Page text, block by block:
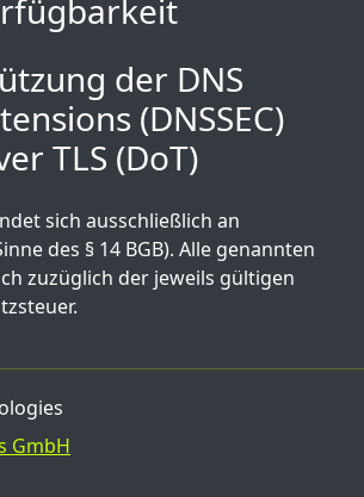
der DNS
(DNSSEC)
TLS (DoT)
sich ausschließlich an
des § 14 BGB). Alle genannten
zuzüglich der jeweils gültigen
GmbH